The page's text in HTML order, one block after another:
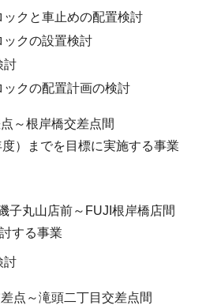
クと車止めの配置検討
クの設置検討
討
クの配置計画の検討
～根岸橋交差点間
）までを目標に実施する事業
子丸山店前～FUJI根岸橋店間
する事業
討
点～滝頭二丁目交差点間